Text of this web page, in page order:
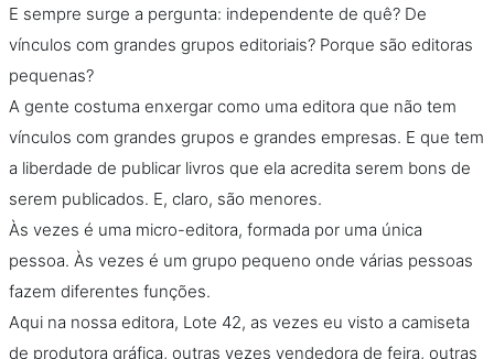
E sempre surge a pergunta: independente de quê? De
vínculos com grandes grupos editoriais? Porque são editoras
pequenas?
A gente costuma enxergar como uma editora que não tem
vínculos com grandes grupos e grandes empresas. E que tem
a liberdade de publicar livros que ela acredita serem bons de
serem publicados. E, claro, são menores.
Às vezes é uma micro-editora, formada por uma única
pessoa. Às vezes é um grupo pequeno onde várias pessoas
fazem diferentes funções.
Aqui na nossa editora, Lote 42, as vezes eu visto a camiseta
de produtora gráfica, outras vezes vendedora de feira, outras